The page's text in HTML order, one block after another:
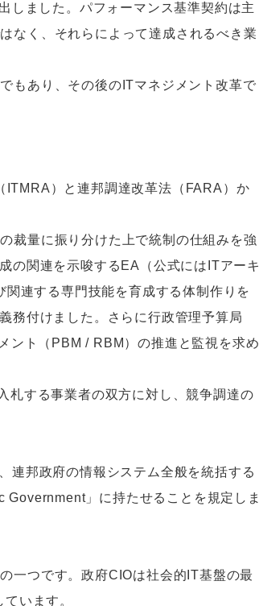
ました。パフォーマンス基準契約は主
なく、それらによって達成されるべき業
もあり、その後のITマネジメント改革で
）と連邦調達改革法（FARA）か
裁量に振り分けた上で統制の仕組みを強
の関連を示唆するEA（公式にはITアーキ
連する専門技能を育成する体制作りを
務付けました。さらに行政管理予算局
ント（PBM / RBM）の推進と監視を求め
する事業者の双方に対し、競争調達の
邦政府の情報システム全般を統括する
」に持たせることを規定しま
一つです。政府CIOは社会的IT基盤の最
います。